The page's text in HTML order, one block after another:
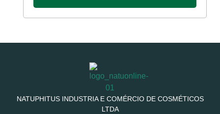
NATUPHITUS INDUSTRIA E COMÉRCIO DE COSMÉTICOS
LTDA